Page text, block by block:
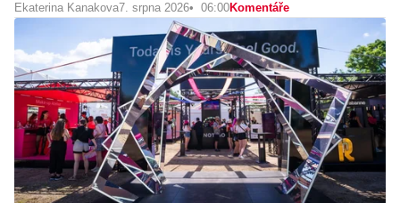
Ekaterina Kanakova7. srpna 2026 06:00Komentáře